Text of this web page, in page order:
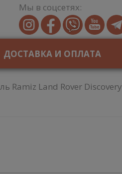
Мы в соцсетях:
ДОСТАВКА И ОПЛАТА
Ramiz Land Rover Discovery